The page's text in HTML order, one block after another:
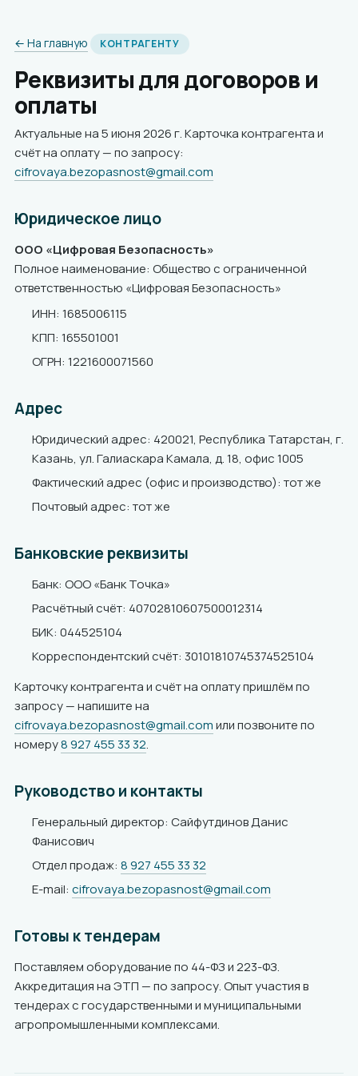
← На главную КОНТРАГЕНТУ
Реквизиты для договоров и
оплаты
Актуальные на 5 июня 2026 г. Карточка контрагента и
счёт на оплату — по запросу:
cifrovaya.bezopasnost@gmail.com
Юридическое лицо
ООО «Цифровая Безопасность»
Полное наименование: Общество с ограниченной
ответственностью «Цифровая Безопасность»
ИНН: 1685006115
КПП: 165501001
ОГРН: 1221600071560
Адрес
Юридический адрес: 420021, Республика Татарстан, г.
Казань, ул. Галиаскара Камала, д. 18, офис 1005
Фактический адрес (офис и производство): тот же
Почтовый адрес: тот же
Банковские реквизиты
Банк: ООО «Банк Точка»
Расчётный счёт: 40702810607500012314
БИК: 044525104
Корреспондентский счёт: 30101810745374525104
Карточку контрагента и счёт на оплату пришлём по
запросу — напишите на
cifrovaya.bezopasnost@gmail.comили позвоните по
номеру8 927 455 33 32.
Руководство и контакты
Генеральный директор: Сайфутдинов Данис
Фанисович
Отдел продаж: 8 927 455 33 32
E-mail: cifrovaya.bezopasnost@gmail.com
Готовы к тендерам
Поставляем оборудование по 44-ФЗ и 223-ФЗ.
Аккредитация на ЭТП — по запросу. Опыт участия в
тендерах с государственными и муниципальными
агропромышленными комплексами.